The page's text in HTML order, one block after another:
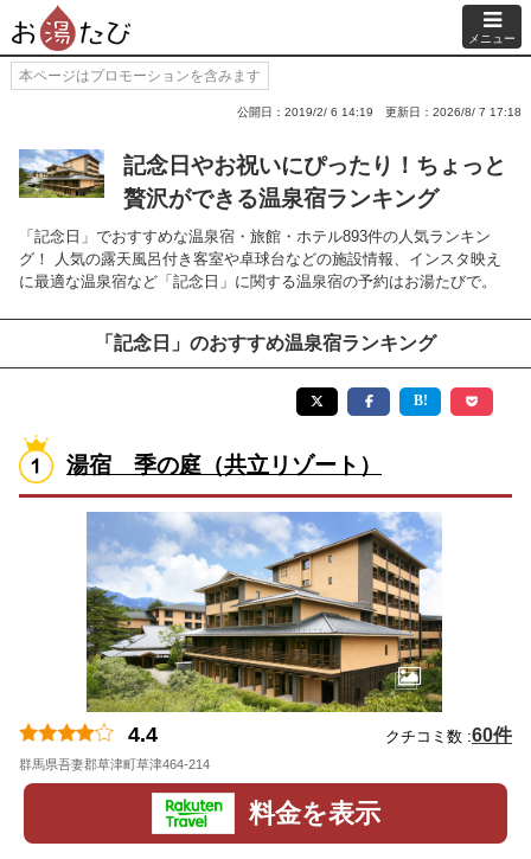
メニュー
本ページはプロモーションを含みます
公開日：2019/2/ 6 14:19 更新日：2026/8/ 7 17:18
記念日やお祝いにぴったり！ちょっと
贅沢ができる温泉宿ランキング
「記念日」でおすすめな温泉宿・旅館・ホテル893件の人気ランキン
グ！ 人気の露天風呂付き客室や卓球台などの施設情報、インスタ映え
に最適な温泉宿など「記念日」に関する温泉宿の予約はお湯たびで。
「記念日」のおすすめ温泉宿ランキング
湯宿 季の庭（共立リゾート）
4.4 クチコミ数 :60件
群馬県吾妻郡草津町草津464-214
料金を表示